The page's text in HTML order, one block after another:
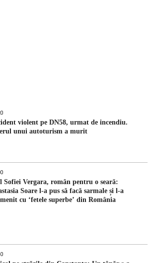
violent pe DN58, urmat de incendiu.
unui autoturism a murit
Sofiei Vergara, român pentru o seară:
Soare l-a pus să facă sarmale și l-a
cu ‘fetele superbe’ din România